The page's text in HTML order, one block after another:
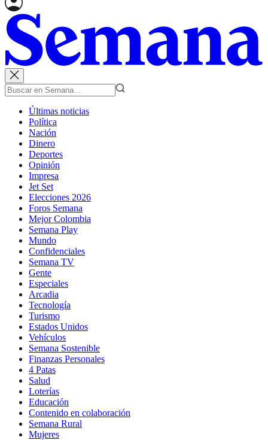
Últimas noticias
Política
Nación
Dinero
Deportes
Opinión
Impresa
Jet Set
Elecciones 2026
Foros Semana
Mejor Colombia
Semana Play
Mundo
Confidenciales
Semana TV
Gente
Especiales
Arcadia
Tecnología
Turismo
Estados Unidos
Vehículos
Semana Sostenible
Finanzas Personales
4 Patas
Salud
Loterías
Educación
Contenido en colaboración
Semana Rural
Mujeres